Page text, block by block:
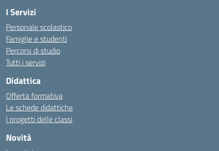
I Servizi
Personale scolastico
Famiglie e studenti
Percorsi di studio
Tutti i servizi
Didattica
Offerta formativa
Le schede didattiche
I progetti delle classi
Novità